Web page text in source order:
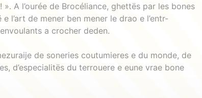
A l’ourée de Brocéliance, ghettës par les bones
l’art de mener ben mener le drao e l’entr-
a crocher deden.
de soneries coutumieres e du monde, de
d’especialitës du terrouere e eune vrae bone